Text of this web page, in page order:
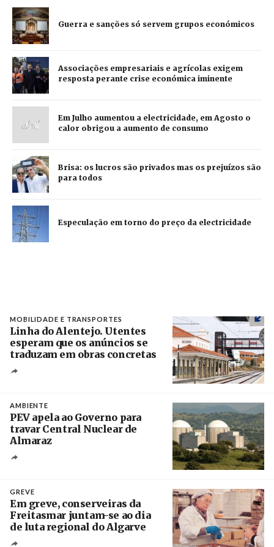
Guerra e sanções só servem grupos económicos
Associações empresariais e agrícolas exigem
resposta perante crise económica iminente
Em Julho aumentou a electricidade, em Agosto o
calor obrigou a aumento de consumo
Brisa: os lucros são privados mas os prejuízos são
para todos
Especulação em torno do preço da electricidade
MOBILIDADE E TRANSPORTES
Linha do Alentejo. Utentes
esperam que os anúncios se
traduzam em obras concretas
AMBIENTE
PEV apela ao Governo para
travar Central Nuclear de
Almaraz
GREVE
Em greve, conserveiras da
Freitasmar juntam-se ao dia
de luta regional do Algarve